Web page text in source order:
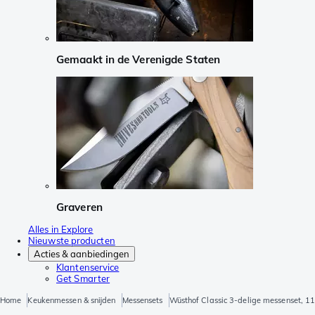
Gemaakt in de Verenigde Staten
Graveren
Alles in Explore
Nieuwste producten
Acties & aanbiedingen
Klantenservice
Get Smarter
Home Keukenmessen & snijden Messensets Wüsthof Classic 3-delige messenset,